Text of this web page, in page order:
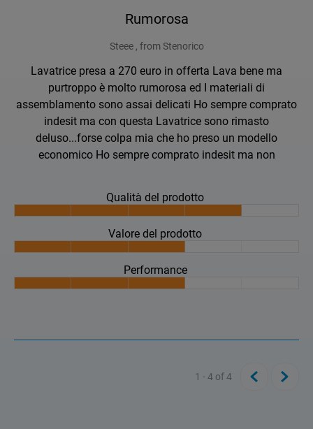
Rumorosa
Steee , from Stenorico
Lavatrice presa a 270 euro in offerta Lava bene ma
purtroppo è molto rumorosa ed I materiali di
assemblamento sono assai delicati Ho sempre comprato
indesit ma con questa Lavatrice sono rimasto
deluso...forse colpa mia che ho preso un modello
economico Ho sempre comprato indesit ma non
Qualità del prodotto
Valore del prodotto
Performance
1 - 4 of4